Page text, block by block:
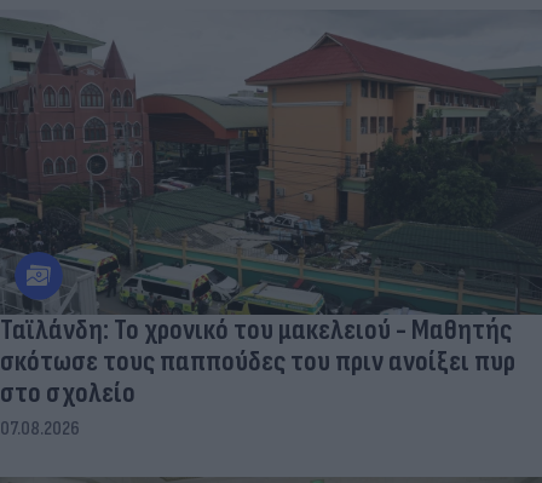
Ταϊλάνδη: Το χρονικό του μακελειού - Μαθητής
σκότωσε τους παππούδες του πριν ανοίξει πυρ
στο σχολείο
07.08.2026